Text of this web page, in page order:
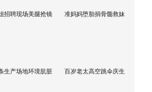
招聘现场美腿抢镜 准妈妈堕胎捐骨髓救妹
生产场地环境肮脏 百岁老太高空跳伞庆生